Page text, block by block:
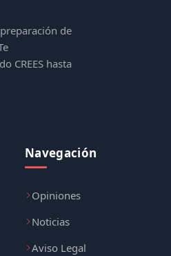
de
CREES hasta
Navegación
Opiniones
Noticias
Aviso Legal